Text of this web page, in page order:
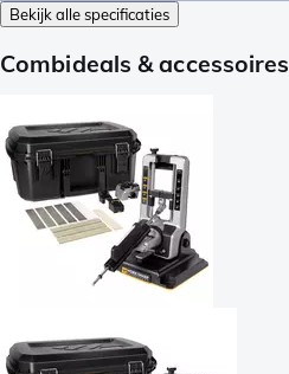
Bekijk alle specificaties
Combideals & accessoires